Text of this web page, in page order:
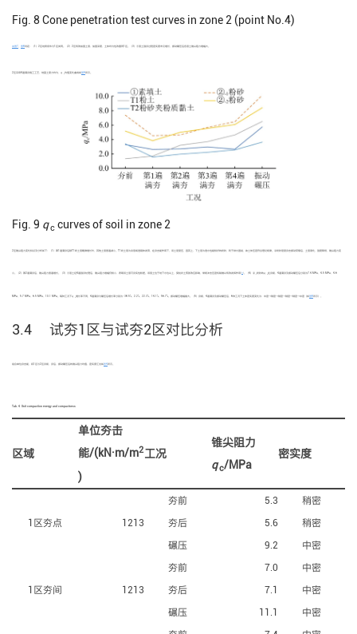
Fig. 8 Cone penetration test curves in zone 2 (point No.4)
由图7 图8 判定：（1）2区地质条件与1区类同。（2）2区有效加固土层、加固深度、土体均匀性改善同1区。（3）①层土强夯过程密实度未见增长，振动碾压后各层土锥尖阻力增幅大。
2区采用4遍满夯施工工艺，地基土受力均匀， q c均值变化曲线如图9所示。
Fig. 9 qc curves of soil in zone 2
2区锥尖阻力变化特点及分析如下：（1）第1遍满夯后除T1粉土层略微增长外，其他土层普遍减小。T1粉土层为夹层或透镜体发育，在夯击能作用下，该土层受压，因其上、下土层为透水性能较好的粉砂，利于排水固结，故土体压密符合理论规律。②粉砂层受夯击振动荷载后，土层液化，强度降低，锥尖阻力变
小。（2）第2遍满夯后，锥尖阻力普遍增长。（3）①层土经4遍强夯处理后，锥尖阻力增幅仍较小，表明该土层可夯实性较差。该层土位于地下水位以上，受粒状土剪胀效应影响，常规冲击压密机制难以有效发挥作用 17 。（4）② 粉砂的 q c 在夯前、4遍满夯及振动碾压后分别为7.4 MPa、4.5 MPa、4.6
MPa、5.7 MPa、6.5 MPa、10.1 MPa。每种工况下 q c 增长率不同，4遍满夯与碾压后增长率分别为−38.5%、2.2%、22.3%、14.1%、56.7%。振动碾压增幅最大。（5）夯前、4遍满夯及振动碾压后，6种工况下土体密实度变化为：中密→稍密→稍密→稍密→稍密→中密（如 图8
3.4 试夯1区与试夯2区对比分析
结合单位夯击能，将1区与2区夯前、夯后、振动碾压后的锥尖阻力均值、密实度汇总如 表4
Tab. 4 Unit compaction energy and compactness
区域
单位夯击
能/(kN·m/m2
)
工况
锥尖阻力
qc/MPa
密实度
1区夯点 1213
夯前 5.3
稍密
夯后
5.6
稍密
碾压
9.2 中密
1区夯间 1213
夯前 7.0
中密
夯后
7.1
中密
碾压
11.1
中密